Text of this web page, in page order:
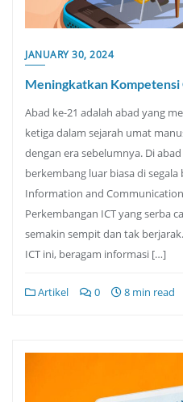
JANUARY 30, 2024
Meningkatkan Kompetensi
Abad ke-21 adalah abad yang
ketiga dalam sejarah umat
dengan era sebelumnya. Di
berkembang luar biasa di
Information and Communication
Perkembangan ICT yang serba
semakin sempit dan tak
ICT ini, beragam informasi […]
Artikel 0 8 min read